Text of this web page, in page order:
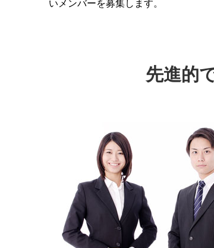
いメンバーを募集します。
先進的